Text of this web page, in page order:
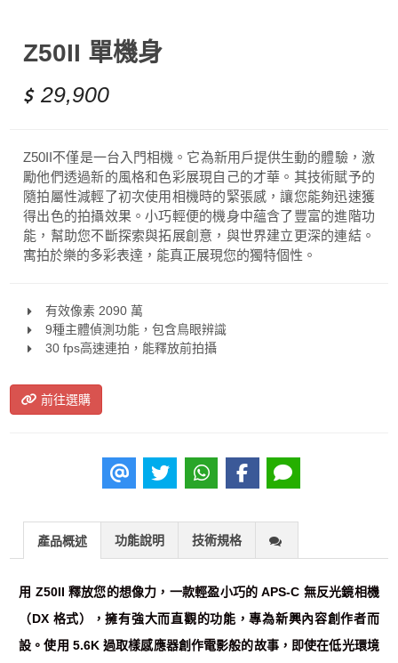
Z50II 單機身
29,900
Z50II不僅是一台入門相機。它為新用戶提供生動的體驗，激
勵他們透過新的風格和色彩展現自己的才華。其技術賦予的
隨拍屬性減輕了初次使用相機時的緊張感，讓您能夠迅速獲
得出色的拍攝效果。小巧輕便的機身中蘊含了豐富的進階功
能，幫助您不斷探索與拓展創意，與世界建立更深的連結。
寓拍於樂的多彩表達，能真正展現您的獨特個性。
有效像素 2090 萬
9種主體偵測功能，包含鳥眼辨識
30 fps高速連拍，能釋放前拍攝
前往選購
產品概述 功能說明 技術規格
用 Z50II 釋放您的想像力，一款輕盈小巧的 APS-C 無反光鏡相機
（DX 格式），擁有強大而直觀的功能，專為新興內容創作者而
設。使用 5.6K 過取樣感應器創作電影般的故事，即使在低光環境